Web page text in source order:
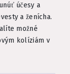
účesy a
a ženícha.
možné
kolíziám v